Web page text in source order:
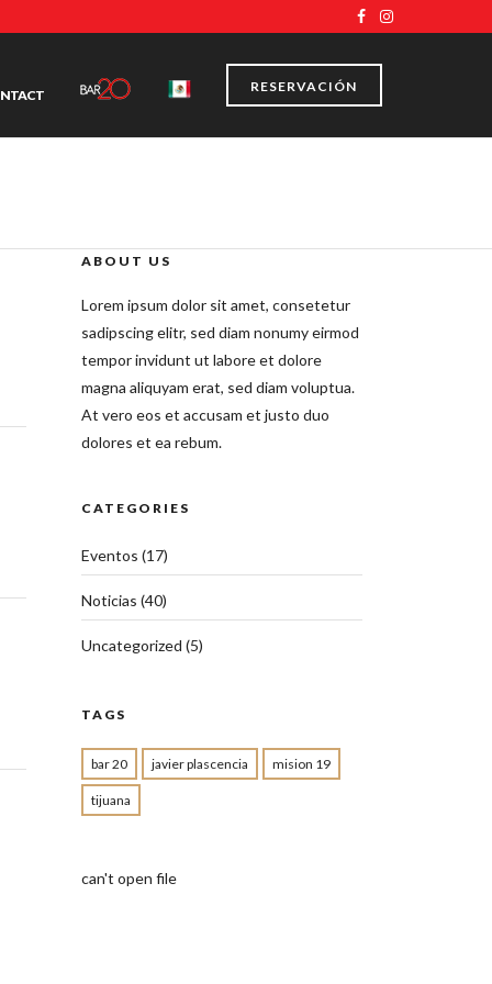
RESERVACIÓN
ABOUT US
Lorem ipsum dolor sit amet, consetetur
sadipscing elitr, sed diam nonumy eirmod
tempor invidunt ut labore et dolore
magna aliquyam erat, sed diam voluptua.
At vero eos et accusam et justo duo
dolores et ea rebum.
CATEGORIES
Eventos (17)
Noticias (40)
Uncategorized (5)
TAGS
bar 20 javier plascencia mision 19
tijuana
can't open file